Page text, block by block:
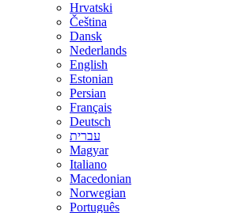
Hrvatski
Čeština
Dansk
Nederlands
English
Estonian
Persian
Français
Deutsch
עברית
Magyar
Italiano
Macedonian
Norwegian
Português